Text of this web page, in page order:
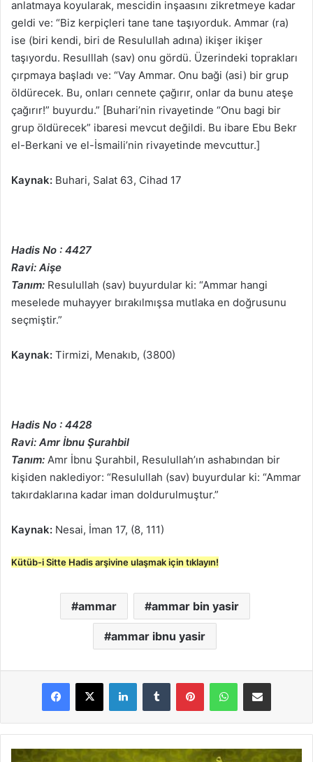
anlatmaya koyularak, mescidin inşaasını zikretmeye kadar
geldi ve: “Biz kerpiçleri tane tane taşıyorduk. Ammar (ra)
ise (biri kendi, biri de Resulullah adına) ikişer ikişer
taşıyordu. Resulllah (sav) onu gördü. Üzerindeki toprakları
çırpmaya başladı ve: “Vay Ammar. Onu baği (asi) bir grup
öldürecek. Bu, onları cennete çağırır, onlar da bunu ateşe
çağırır!” buyurdu.” [Buhari’nin rivayetinde “Onu bagi bir
grup öldürecek” ibaresi mevcut değildi. Bu ibare Ebu Bekr
el-Berkani ve el-İsmaili’nin rivayetinde mevcuttur.]
Kaynak: Buhari, Salat 63, Cihad 17
Hadis No : 4427
Ravi: Aişe
Tanım: Resulullah (sav) buyurdular ki: “Ammar hangi
meselede muhayyer bırakılmışsa mutlaka en doğrusunu
seçmiştir.”
Kaynak: Tirmizi, Menakıb, (3800)
Hadis No : 4428
Ravi: Amr İbnu Şurahbil
Tanım: Amr İbnu Şurahbil, Resulullah’ın ashabından bir
kişiden naklediyor: “Resulullah (sav) buyurdular ki: “Ammar
takırdaklarına kadar iman doldurulmuştur.”
Kaynak: Nesai, İman 17, (8, 111)
Kütüb-i Sitte Hadis arşivine ulaşmak için tıklayın!
ammar ammar bin yasir
ammar ibnu yasir